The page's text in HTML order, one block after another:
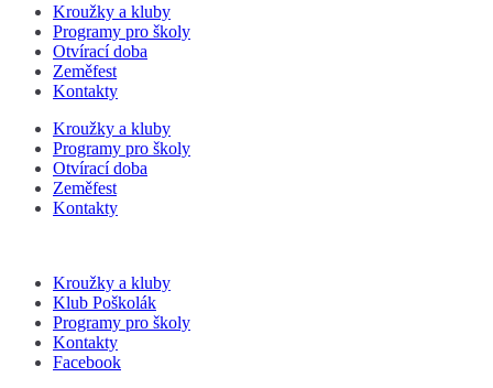
Kroužky a kluby
Programy pro školy
Otvírací doba
Zeměfest
Kontakty
Kroužky a kluby
Programy pro školy
Otvírací doba
Zeměfest
Kontakty
Kroužky a kluby
Klub Poškolák
Programy pro školy
Kontakty
Facebook